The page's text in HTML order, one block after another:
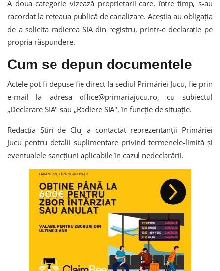
A doua categorie vizează proprietarii care, între timp, s-au
racordat la rețeaua publică de canalizare. Aceștia au obligația
de a solicita radierea SIA din registru, printr-o declarație pe
propria răspundere.
Cum se depun documentele
Actele pot fi depuse fie direct la sediul Primăriei Jucu, fie prin
e-mail la adresa office@primariajucu.ro, cu subiectul
„Declarare SIA" sau „Radiere SIA", în funcție de situație.
Redacția Știri de Cluj a contactat reprezentanții Primăriei
Jucu pentru detalii suplimentare privind termenele-limită și
eventualele sancțiuni aplicabile în cazul nedeclarării.